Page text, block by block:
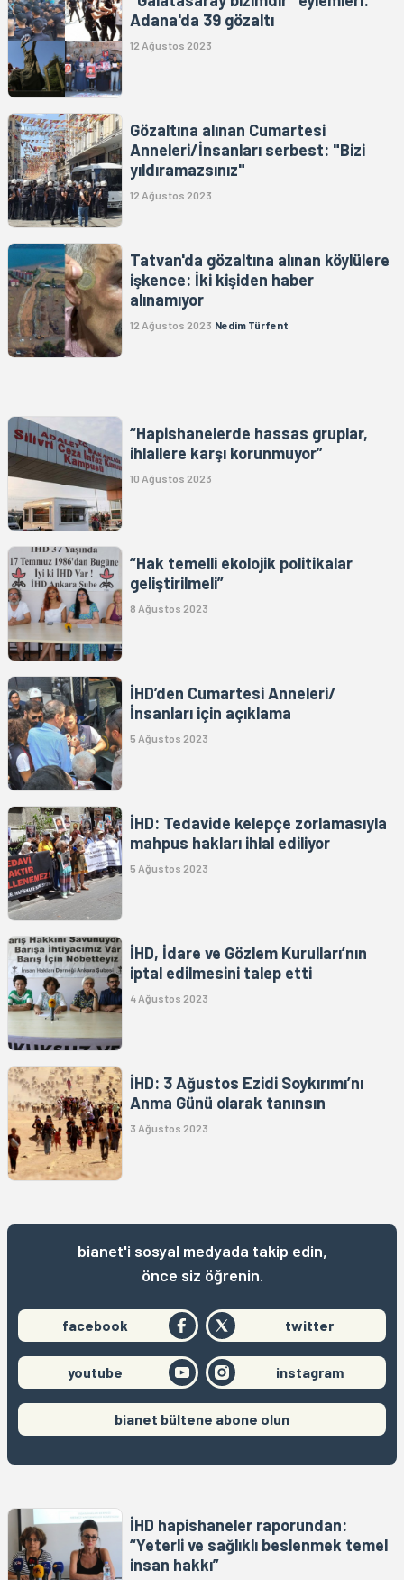
Adana'da 39 gözaltı
12 Ağustos 2023
Gözaltına alınan Cumartesi
Anneleri/İnsanları serbest: "Bizi
yıldıramazsınız"
12 Ağustos 2023
Tatvan'da gözaltına alınan köylülere
işkence: İki kişiden haber
alınamıyor
12 Ağustos 2023 Nedim Türfent
“Hapishanelerde hassas gruplar,
ihlallere karşı korunmuyor”
10 Ağustos 2023
“Hak temelli ekolojik politikalar
geliştirilmeli”
8 Ağustos 2023
İHD’den Cumartesi Anneleri/
İnsanları için açıklama
5 Ağustos 2023
İHD: Tedavide kelepçe zorlamasıyla
mahpus hakları ihlal ediliyor
5 Ağustos 2023
İHD, İdare ve Gözlem Kurulları’nın
iptal edilmesini talep etti
4 Ağustos 2023
İHD: 3 Ağustos Ezidi Soykırımı’nı
Anma Günü olarak tanınsın
3 Ağustos 2023
bianet'i sosyal medyada takip edin,
önce siz öğrenin.
facebook twitter
youtube instagram
bianet bültene abone olun
İHD hapishaneler raporundan:
“Yeterli ve sağlıklı beslenmek temel
insan hakkı”